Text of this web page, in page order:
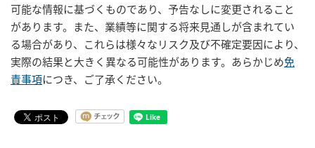
可能な情報に基づくものであり、予告なしに変更されること
があります。また、業績等に関する将来見通しが含まれてい
る場合があり、これらは様々なリスク及び不確定要因により、
実際の結果と大きく異なる可能性があります。あらかじめ免
責事項につき、ご了承ください。